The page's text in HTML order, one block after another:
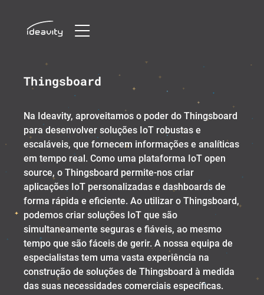
content
Thingsboard
Na Ideavity, aproveitamos o poder do Thingsboard
para desenvolver soluções IoT robustas e
escaláveis, que fornecem informações e analíticas
em tempo real. Como uma plataforma IoT open
source, o Thingsboard permite-nos criar
aplicações IoT personalizadas e dashboards de
forma rápida e eficiente. Ao utilizar o Thingsboard,
podemos criar soluções IoT que são
simultaneamente seguras e fiáveis, ao mesmo
tempo que são fáceis de gerir. A nossa equipa de
especialistas tem uma vasta experiência na
construção de soluções de Thingsboard à medida
das suas necessidades comerciais específicas.